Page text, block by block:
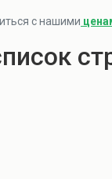
с нашими